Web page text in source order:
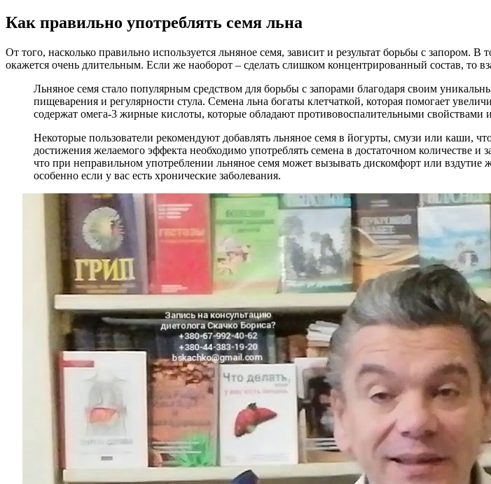
Как правильно употреблять семя льна
От того, насколько правильно используется льняное семя, зависит и результат борьбы с запором.
окажется очень длительным. Если же наоборот – сделать слишком концентрированный состав, то
Льняное семя стало популярным средством для борьбы с запорами благодаря своим
пищеварения и регулярности стула. Семена льна богаты клетчаткой, которая помогает
содержат омега-3 жирные кислоты, которые обладают противовоспалительными свойствами
Некоторые пользователи рекомендуют добавлять льняное семя в йогурты, смузи или каши,
достижения желаемого эффекта необходимо употреблять семена в достаточном количестве
что при неправильном употреблении льняное семя может вызывать дискомфорт или вздутие
особенно если у вас есть хронические заболевания.